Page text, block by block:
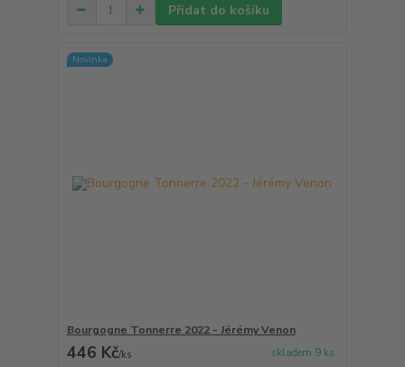
Přidat do košíku
Novinka
Bourgogne Tonnerre 2022 - Jérémy Venon
446 Kč/ks skladem 9 ks